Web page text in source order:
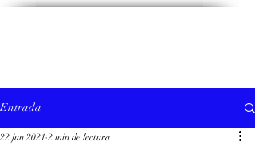
Entrada
22 jun 2021 2 min de lectura